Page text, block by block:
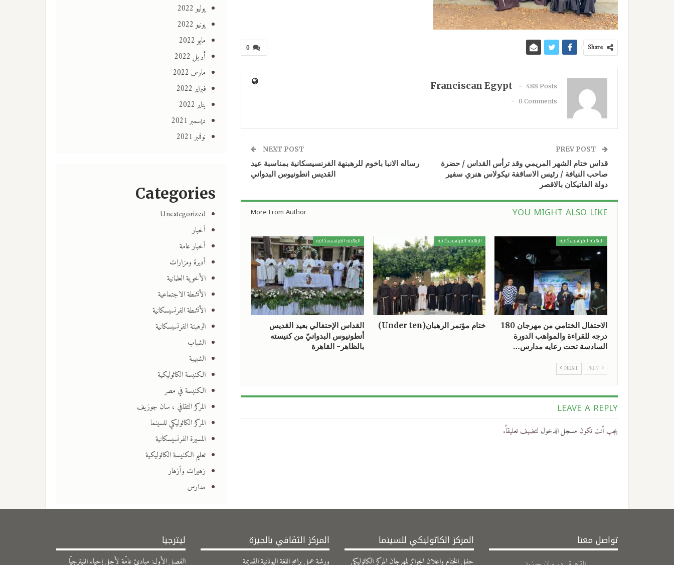
0 Share
Franciscan Egypt
488 Posts
0 Comments
قداس ختام الشهر المريمي وقد ترأس القداس / حضرة
صاحب النيافة / رئيس الاساقفة نيكولاس هنري سفير
دولة الفاتيكان بالاقصر
NEXT POST
رساله الانبا باخوم للرهبنهة الفرنسيسكانية بمناسبة عيد
القديس انطونيوس البدواني
YOU MIGHT ALSO LIKE
More From Author
الرهبنة الفرنسيسكانية
الاحتفال الختامي من مهرجان 180
درجه للقراءة والمواهب الدورة
السادسة تحت رعايه مدارس…
الرهبنة الفرنسيسكانية
ختام مؤتمر الرهبان(Under ten)
الرهبنة الفرنسيسكانية
القداس الإحتفالي بعيد القديس
أنطونيوس البدوانيّ من كنيسته
بالظاهر- القاهرة
NEXT
LEAVE A REPLY
يجب أنت تكون مسجل الدخول لتضيف تعليقاً.
يوليو 2022
يونيو 2022
مايو 2022
أبريل 2022
مارس 2022
فبراير 2022
يناير 2022
ديسمبر 2021
نوفمبر 2021
Categories
Uncategorized
أخبار
أخبار عامة
أديرة ومزارات
الأخوية العلمانية
الأنشطة الاجتماعية
الأنشطة الفرنسيسكانية
الرهبنة الفرنسيسكانية
الشباب
الشبيبة
الكنيسة الكاثوليكية
الكنيسة في مصر
المركز الثقافي ، سان جوزيف
المركز الكاثوليكي للسينما
المسيرة الفرنسيسكانية
تعليم الكنيسة الكاثوليكية
زهيرات وأزهار
مدارس
تواصل معنا المركز الكاثوليكي للسينما
حفل الختام وإعلان الجوائز لمهرجان المركز الكاثوليكي
المركز الثقافي بالجيزة
ورشة عمل برامج اللغة اليونانية القديمة
ليترجيا
الفصل الأول: مبادئ عامّة لأجل إحياء الليترجيّا